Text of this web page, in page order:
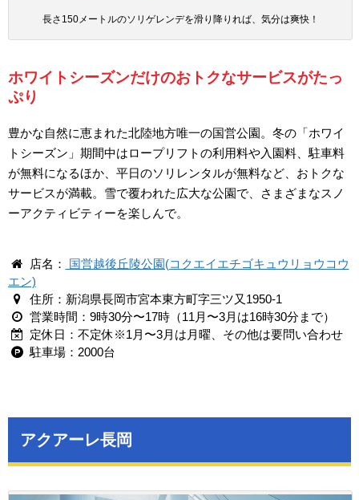
長さ150メートルのソリゲレンデを滑り降りれば、気分は爽快！
ホワイトシーズンだけのおトクなサービスがたっ
ぷり
豊かな自然に恵まれた北陸地方唯一の国営公園。冬の「ホワイ
トシーズン」期間中はロープリフトの利用料や入園料、駐車料
が無料になるほか、平日のソリレンタルが無料など、おトクな
サービスが満載。雪で覆われた広大な公園で、さまざまなスノ
ーアクティビティーを楽しんで。
店名：
国営越後丘陵公園(コクエイエチゴキュウリョウコウ
エン)
住所：新潟県長岡市宮本東方町字三ツ又1950-1
営業時間：9時30分〜17時（11月〜3月は16時30分まで）
定休日：不定休※1月〜3月は月曜、その他は要問い合わせ
駐車場：2000台
アクアーレ長岡